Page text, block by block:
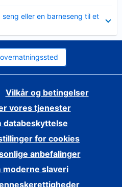
eller en barneseng til et
Vilkår og betingelser
vores tjenester
databeskyttelse
for cookies
anbefalinger
slaveri